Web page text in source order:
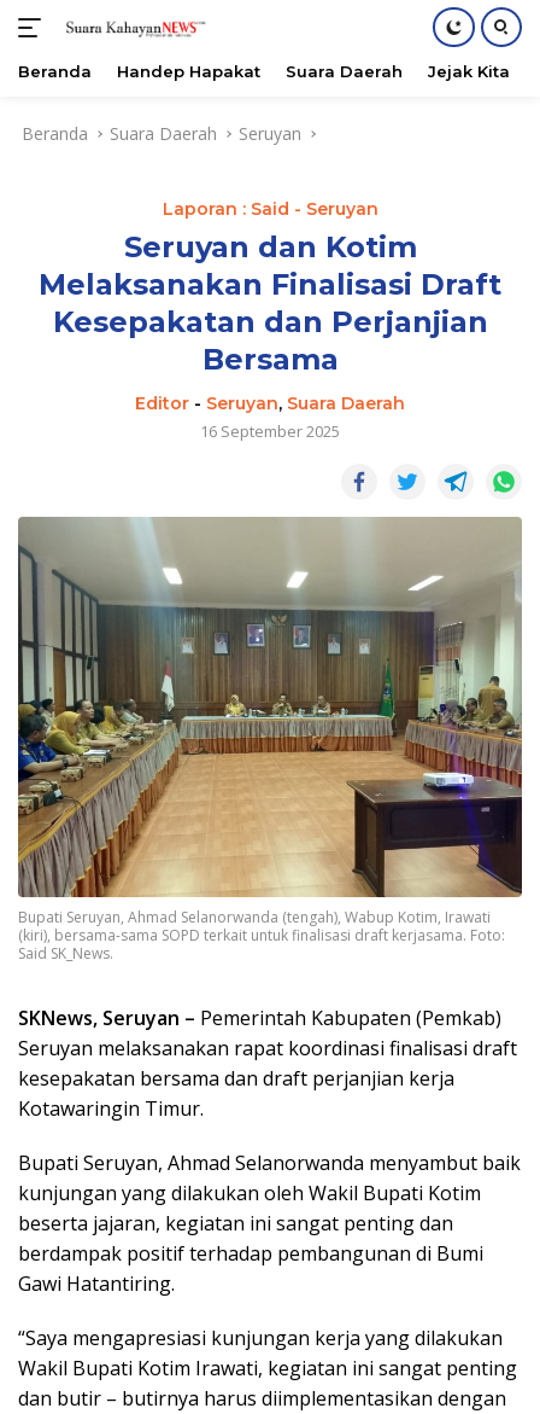
Beranda Handep Hapakat Suara Daerah Jejak Kita
Beranda Suara Daerah Seruyan
Laporan : Said - Seruyan
Seruyan dan Kotim
Melaksanakan Finalisasi Draft
Kesepakatan dan Perjanjian
Bersama
Editor - Seruyan, Suara Daerah
16 September 2025
Bupati Seruyan, Ahmad Selanorwanda (tengah), Wabup Kotim, Irawati
(kiri), bersama-sama SOPD terkait untuk finalisasi draft kerjasama. Foto:
Said SK_News.
SKNews, Seruyan – Pemerintah Kabupaten (Pemkab)
Seruyan melaksanakan rapat koordinasi finalisasi draft
kesepakatan bersama dan draft perjanjian kerja
Kotawaringin Timur.
Bupati Seruyan, Ahmad Selanorwanda menyambut baik
kunjungan yang dilakukan oleh Wakil Bupati Kotim
beserta jajaran, kegiatan ini sangat penting dan
berdampak positif terhadap pembangunan di Bumi
Gawi Hatantiring.
“Saya mengapresiasi kunjungan kerja yang dilakukan
Wakil Bupati Kotim Irawati, kegiatan ini sangat penting
dan butir – butirnya harus diimplementasikan dengan